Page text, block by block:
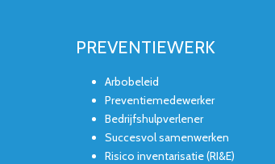
PREVENTIEWERK
Arbobeleid
Preventiemedewerker
Bedrijfshulpverlener
Succesvol samenwerken
Risico inventarisatie (RI&E)